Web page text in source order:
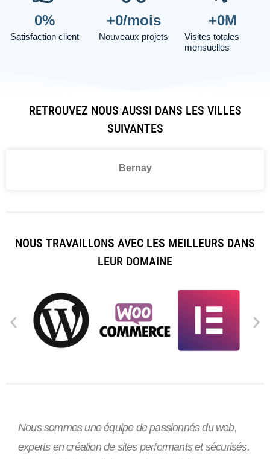
Satisfaction client
0%
Nouveaux projets
+0/mois
Visites totales
mensuelles
+0M
RETROUVEZ NOUS AUSSI DANS LES VILLES
SUIVANTES
Bernay
NOUS TRAVAILLONS AVEC LES MEILLEURS DANS
LEUR DOMAINE
Nous sommes une équipe de passionnés du web,
experts en création de sites performants et sécurisés.